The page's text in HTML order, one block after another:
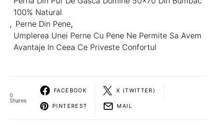
100% Natural
, Perne Din Pene,
Umplerea Unei Perne Cu Pene Ne Permite Sa Avem
Avantaje In Ceea Ce Priveste Confortul
0
Shares
FACEBOOK X (TWITTER)
PINTEREST MAIL